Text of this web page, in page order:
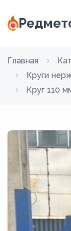
Главная
Круги
Круг 110